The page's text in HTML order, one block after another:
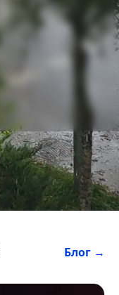
Блог →